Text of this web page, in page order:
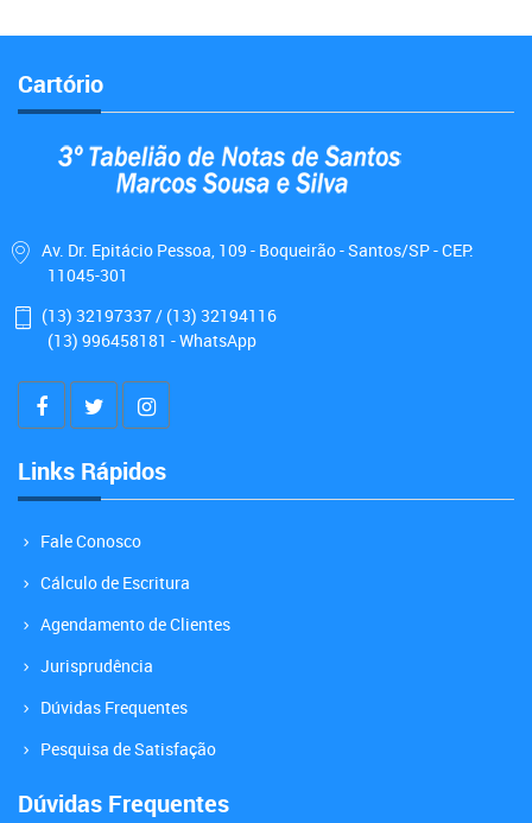
Cartório
Av. Dr. Epitácio Pessoa, 109 - Boqueirão - Santos/SP - CEP:
11045-301
(13) 32197337 / (13) 32194116
(13) 996458181 - WhatsApp
Links Rápidos
Fale Conosco
Cálculo de Escritura
Agendamento de Clientes
Jurisprudência
Dúvidas Frequentes
Pesquisa de Satisfação
Dúvidas Frequentes